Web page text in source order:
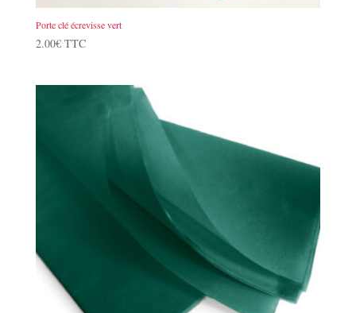
Porte clé écrevisse vert
2.00€ TTC